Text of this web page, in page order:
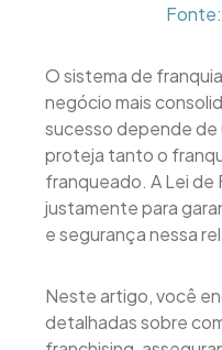
O sistema de
negócio mais
sucesso depende de
proteja tanto o
franqueado. A Lei de
justamente para
e segurança nessa
Neste artigo, você
detalhadas sobre